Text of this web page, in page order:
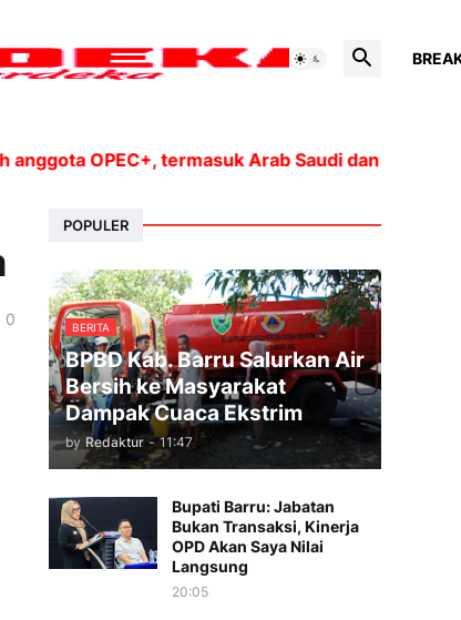
OPEC+, termasuk Arab Saudi dan Rusia, akan
0
POPULER
BERITA
BPBD Kab. Barru Salurkan Air
Bersih ke Masyarakat
Dampak Cuaca Ekstrim
by Redaktur - 11:47
Bupati Barru: Jabatan
Bukan Transaksi, Kinerja
OPD Akan Saya Nilai
Langsung
20:05